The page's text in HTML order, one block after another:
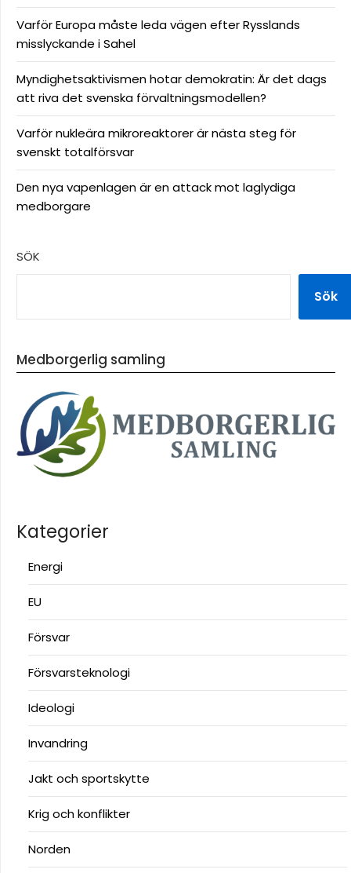
Varför Europa måste leda vägen efter Rysslands
misslyckande i Sahel
Myndighetsaktivismen hotar demokratin: Är det dags
att riva det svenska förvaltningsmodellen?
Varför nukleära mikroreaktorer är nästa steg för
svenskt totalförsvar
Den nya vapenlagen är en attack mot laglydiga
medborgare
SÖK
Sök
Medborgerlig samling
Kategorier
Energi
EU
Försvar
Försvarsteknologi
Ideologi
Invandring
Jakt och sportskytte
Krig och konflikter
Norden